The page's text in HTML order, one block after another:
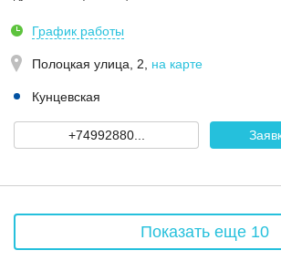
График работы
Полоцкая улица, 2 на карте
Кунцевская
+74992880...
Показать еще 10